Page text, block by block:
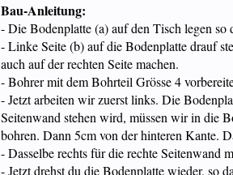
Bau-Anleitung:
- Die Bodenplatte (a) auf den Tisch legen so
- Linke Seite (b) auf die Bodenplatte drauf
auch auf der rechten Seite machen.
- Bohrer mit dem Bohrteil Grösse 4
- Jetzt arbeiten wir zuerst links. Die
Seitenwand stehen wird, müssen wir in die
bohren. Dann 5cm von der hinteren Kante.
- Dasselbe rechts für die rechte Seitenwand
- Jetzt drehst du die Bodenplatte wieder, so